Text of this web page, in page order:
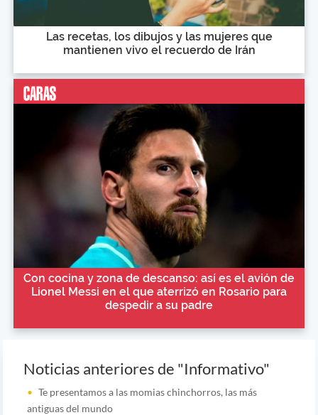
Las recetas, los dibujos y las mujeres que
mantienen vivo el recuerdo de Irán
Con cocina y zona de descanso: así es el avión de
Lionel Messi en el que aterrizó en Rosario para
despedir a su padre
Noticias anteriores de "Informativo"
Te presentamos a las momias chinchorros, las más
antiguas del mundo